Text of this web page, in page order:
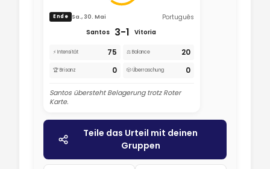
Ende Sa., 30. Mai
Português
Santos
3-1 Vitoria
⚡ Intensität 75 ⚖️ Balance 20
🏆 Brisanz 0 🎲 Überraschung 0
Santos übersteht Belagerung trotz Roter
Karte.
Teile das Urteil mit deinen
Gruppen